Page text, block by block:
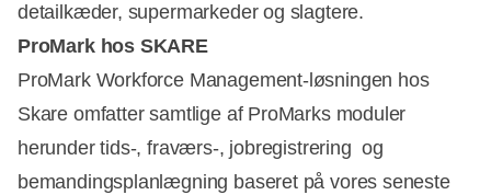
detailkæder, supermarkeder og slagtere.
ProMark hos SKARE
ProMark Workforce Management-løsningen hos
Skare omfatter samtlige af ProMarks moduler
herunder tids-, fraværs-, jobregistrering og
bemandingsplanlægning baseret på vores seneste